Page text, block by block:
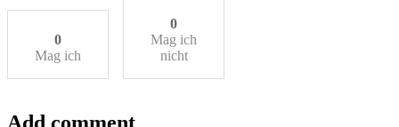
0
Mag ich
0
Mag ich
nicht